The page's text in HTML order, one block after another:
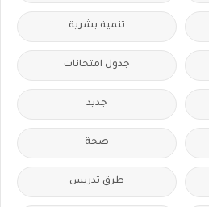
تنمية بشرية
جدول امتحانات
جديد
صحة
طرق تدريس